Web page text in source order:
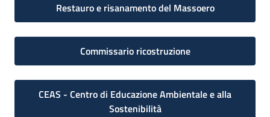
Restauro e risanamento del Massoero
Commissario ricostruzione
CEAS - Centro di Educazione Ambientale e alla
Sostenibilità